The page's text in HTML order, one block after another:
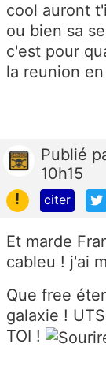
cool auront
ou bien sa
c'est pour
la reunion
Publié
10h15
!
citer
Et marde
cableu ! j'ai
Que free
galaxie !
TOI !